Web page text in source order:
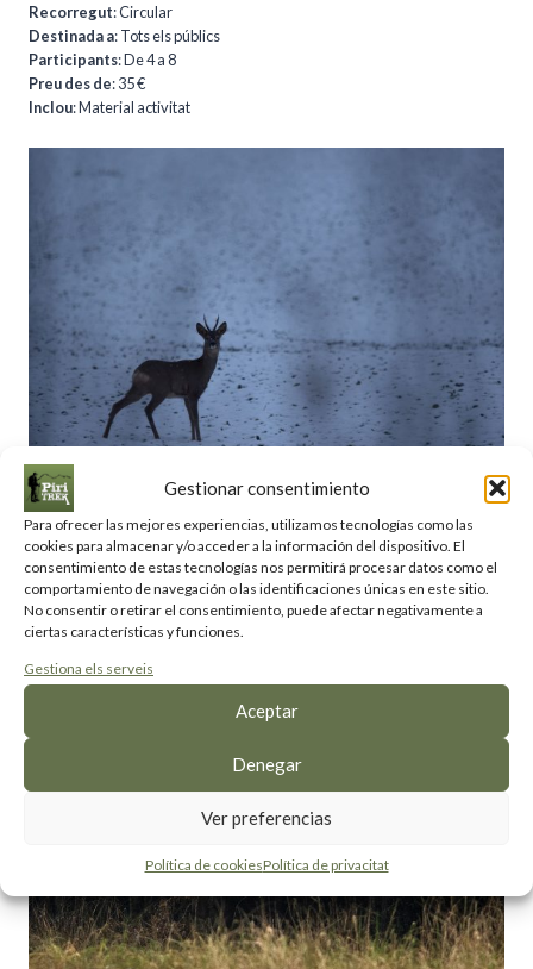
Gestionar consentimiento
Para ofrecer las mejores experiencias, utilizamos tecnologías como las
cookies para almacenar y/o acceder a la información del dispositivo. El
consentimiento de estas tecnologías nos permitirá procesar datos como el
comportamiento de navegación o las identificaciones únicas en este sitio.
No consentir o retirar el consentimiento, puede afectar negativamente a
ciertas características y funciones.
Gestiona els serveis
Aceptar
Denegar
Ver preferencias
Política de cookiesPolítica de privacitat
Recorregut: Circular
Destinada a: Tots els públics
Participants: De 4 a 8
Preu des de: 35 €
Inclou: Material activitat